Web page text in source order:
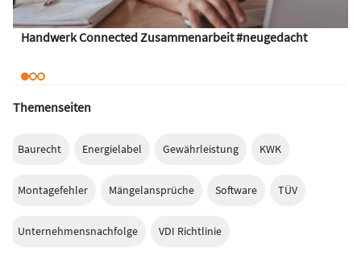
Handwerk Connected Zusammenarbeit #neugedacht
Themenseiten
Baurecht Energielabel Gewährleistung KWK
Montagefehler Mängelansprüche Software TÜV
Unternehmensnachfolge VDI Richtlinie